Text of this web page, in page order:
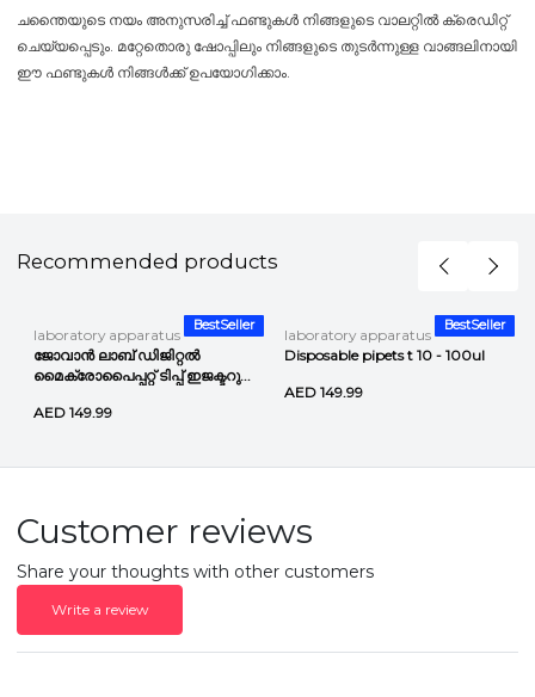
ചന്തൈയുടെ നയം അനുസരിച്ച് ഫണ്ടുകൾ നിങ്ങളുടെ വാലറ്റിൽ ക്രെഡിറ്റ്
ചെയ്യപ്പെടും. മറ്റേതൊരു ഷോപ്പിലും നിങ്ങളുടെ തുടർന്നുള്ള വാങ്ങലിനായി
ഈ ഫണ്ടുകൾ നിങ്ങൾക്ക് ഉപയോഗിക്കാം.
Recommended products
BestSeller
laboratory apparatus
ജോവാൻ ലാബ് ഡിജിറ്റൽ
മൈക്രോപൈപ്പറ്റ് ടിപ്പ് ഇജക്ടറു...
AED 149.99
BestSeller
laboratory apparatus
Disposable pipets t 10 - 100ul
AED 149.99
Customer reviews
Share your thoughts with other customers
Write a review